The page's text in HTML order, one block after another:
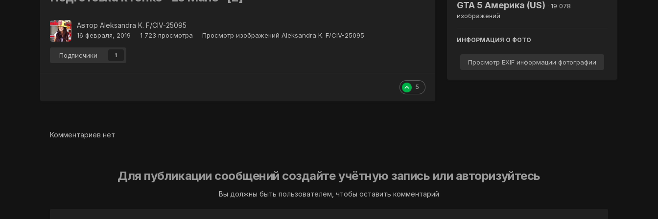
АвторAleksandra K. F/CIV-25095
16 февраля, 2019 1 723 просмотра Просмотр изображений Aleksandra K. F/CIV-25095
Подписчики 1
5
GTA 5 Америка (US) · 19 078
изображений
ИНФОРМАЦИЯ О ФОТО
Просмотр EXIF информации фотографии
Комментариев нет
Для публикации сообщений создайте учётную запись или авторизуйтесь
Вы должны быть пользователем, чтобы оставить комментарий